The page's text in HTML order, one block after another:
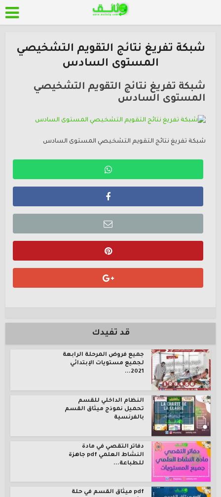
شبكة تفريغ نتائج التقويم التشخيصي
المستوى السادس
شبكة تفريغ نتائج التقويم التشخيصي
المستوى السادس
شبكة تفريغ نتائج التقويم التشخيصي المستوى السادس
قد تفيدك
جميع فروض المرحلة الرابعة
لجميع مستويات الإبتدائي
2021...
النظام الداخلي للقسم
تحميل نموذج ميثاق القسم
بالفرنسية
دفاتر التقصي في مادة
النشاط العلمي pdf جاهزة
للطباعة...
pdf ميثاق القسم في حلة